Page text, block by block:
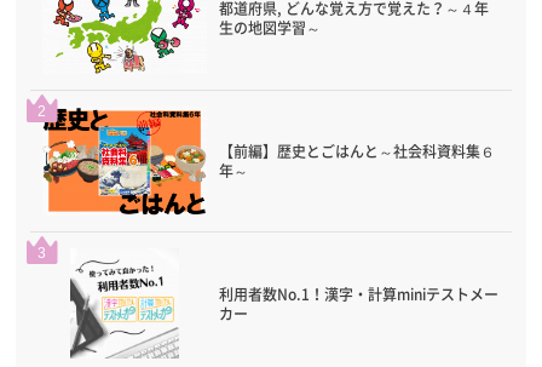
都道府県, どんな覚え方で覚えた？～４年
生の地図学習～
2
【前編】歴史とごはんと～社会科資料集６
年～
3
利用者数No.1！漢字・計算miniテストメー
カー